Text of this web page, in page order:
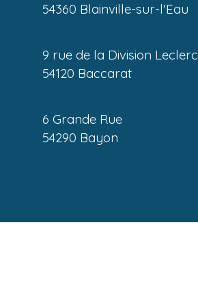
54360 Blainville-sur-l'Eau
9 rue de la Division Leclerc
54120 Baccarat
6 Grande Rue
54290 Bayon